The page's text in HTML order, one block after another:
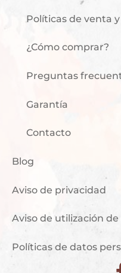
Políticas de venta
¿Cómo comprar?
Preguntas
Garantía
Contacto
Blog
Aviso de privacidad
Aviso de utilización
Políticas de datos